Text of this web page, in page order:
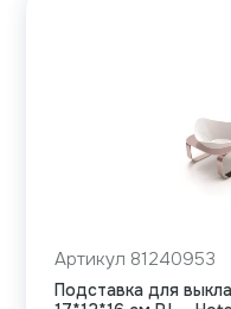
Артикул 81240953
Подставка для